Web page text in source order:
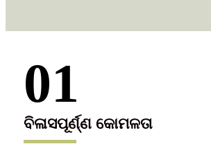
01
ବିଳାସପୂର୍ଣ୍ଣ କୋମଳତା